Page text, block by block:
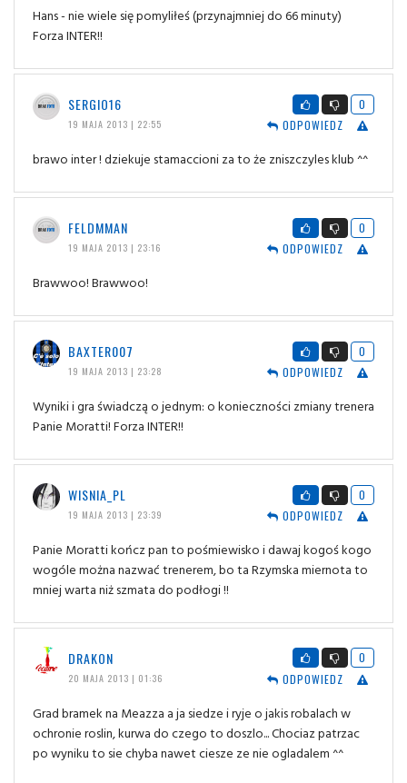
Hans - nie wiele się pomyliłeś (przynajmniej do 66 minuty)
Forza INTER!!
SERGIO16
19 MAJA 2013 | 22:55
0
ODPOWIEDZ
brawo inter ! dziekuje stamaccioni za to że zniszczyles klub ^^
FELDMMAN
19 MAJA 2013 | 23:16
0
ODPOWIEDZ
Brawwoo! Brawwoo!
BAXTER007
19 MAJA 2013 | 23:28
0
ODPOWIEDZ
Wyniki i gra świadczą o jednym: o konieczności zmiany trenera
Panie Moratti! Forza INTER!!
WISNIA_PL
19 MAJA 2013 | 23:39
0
ODPOWIEDZ
Panie Moratti kończ pan to pośmiewisko i dawaj kogoś kogo
wogóle można nazwać trenerem, bo ta Rzymska miernota to
mniej warta niż szmata do podłogi !!
DRAKON
20 MAJA 2013 | 01:36
0
ODPOWIEDZ
Grad bramek na Meazza a ja siedze i ryje o jakis robalach w
ochronie roslin, kurwa do czego to doszlo... Chociaz patrzac
po wyniku to sie chyba nawet ciesze ze nie ogladalem ^^